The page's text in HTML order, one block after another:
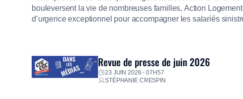
bouleversent la vie de nombreuses familles, Action
d’urgence exceptionnel pour accompagner les salariés
Revue de presse de juin 2026
23 JUIN 2026 - 07H57
STÉPHANIE CRESPIN